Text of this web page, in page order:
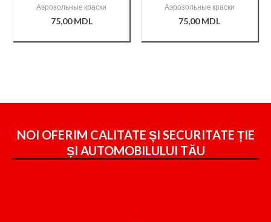
Аэрозольные краски
75,00MDL
Аэрозольные краски
75,00MDL
NOI OFERIM CALITATE ȘI SECURITATE ȚIE
ȘI AUTOMOBILULUI TĂU